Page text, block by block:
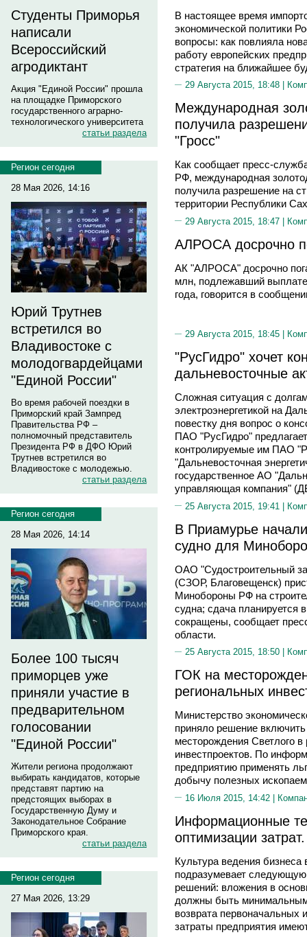
Студенты Приморья
написали
Всероссийский
агродиктант
Акция "Единой России" прошла
на площадке Приморского
государственного аграрно-
технологического университета
статьи раздела
Регион сегодня
28 Мая 2026, 14:16
Юрий Трутнев
встретился во
Владивостоке с
молодогвардейцами
"Единой России"
Во время рабочей поездки в
Приморский край Зампред
Правительства РФ –
полномочный представитель
Президента РФ в ДФО Юрий
Трутнев встретился во
Владивостоке с молодежью.
статьи раздела
Регион сегодня
28 Мая 2026, 14:14
Более 100 тысяч
приморцев уже
приняли участие в
предварительном
голосовании
"Единой России"
Жители региона продолжают
выбирать кандидатов, которые
представят партию на
предстоящих выборах в
Государственную Думу и
Законодательное Собрание
Приморского края.
статьи раздела
Регион сегодня
27 Мая 2026, 13:29
В настоящее время
экономической политики
вопросы: как повлияла
работу европейских
стратегия на ближайшее
29 Августа 2015, 18:48 |
Международная
получила
"Гросс"
Как сообщает пресс-
РФ, международная
получила разрешение на
территории Республики
29 Августа 2015, 18:47 |
АЛРОСА досрочно
АК "АЛРОСА" досрочно
млн, подлежавший
года, говорится в
29 Августа 2015, 18:45 |
"РусГидро" хочет
дальневосточные
Сложная ситуация с
электроэнергетикой на
повестку дня вопрос о
ПАО "РусГидро"
контролируемые им ПАО
"Дальневосточная
государственное АО
управляющая компания"
25 Августа 2015, 19:41 |
В Приамурье
судно для
ОАО "Судостроительный
(CЗОР, Благовещенск)
Минобороны РФ на
судна; сдача планируется
сокращены, сообщает
области.
25 Августа 2015, 18:50 |
ГОК на
региональных
Министерство
приняло решение
месторождения Светлого в
инвестпроектов. По
предприятию применять
добычу полезных
16 Июля 2015, 14:42 |
Информационные
оптимизации
Культура ведения бизнеса
подразумевает следующую
решений: вложения в
должны быть
возврата первоначальных
затраты предприятия